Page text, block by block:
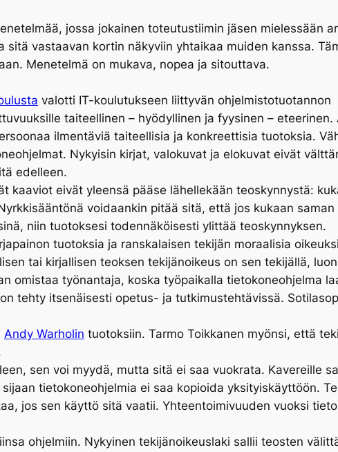
jossa jokainen toteutustiimin jäsen mielessään
vastaavan kortin näkyviin yhtaikaa muiden kanssa.
Menetelmä on mukava, nopea ja sitouttava.
valotti IT-koulutukseen liittyvän ohjelmistotuotannon
taiteellinen – hyödyllinen ja fyysinen – eteerinen.
ilmentäviä taiteellisia ja konkreettisia tuotoksia.
Nykyisin kirjat, valokuvat ja elokuvat eivät
edelleen.
eivät yleensä pääse lähellekään teoskynnystä:
voidaankin pitää sitä, että jos kukaan
niin tuotoksesi todennäköisesti ylittää teoskynnyksen.
tuotoksia ja ranskalaisen tekijän moraalisia
tai kirjallisen teoksen tekijänoikeus on sen tekijällä,
omistaa työnantaja, koska työpaikalla tietokoneohjelma
tehty itsenäisesti opetus- ja tutkimustehtävissä.
Andy Warholin tuotoksiin. Tarmo Toikkanen myönsi, että
sen voi myydä, mutta sitä ei saa vuokrata. Kavereille
tietokoneohjelmia ei saa kopioida yksityiskäyttöön.
jos sen käyttö sitä vaatii. Yhteentoimivuuden vuoksi
ohjelmiin. Nykyinen tekijänoikeuslaki sallii teosten